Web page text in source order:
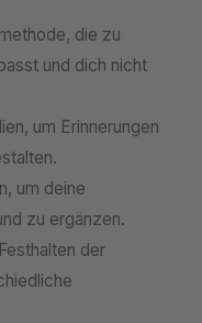
die zu
und dich nicht
um Erinnerungen
um deine
zu ergänzen.
der